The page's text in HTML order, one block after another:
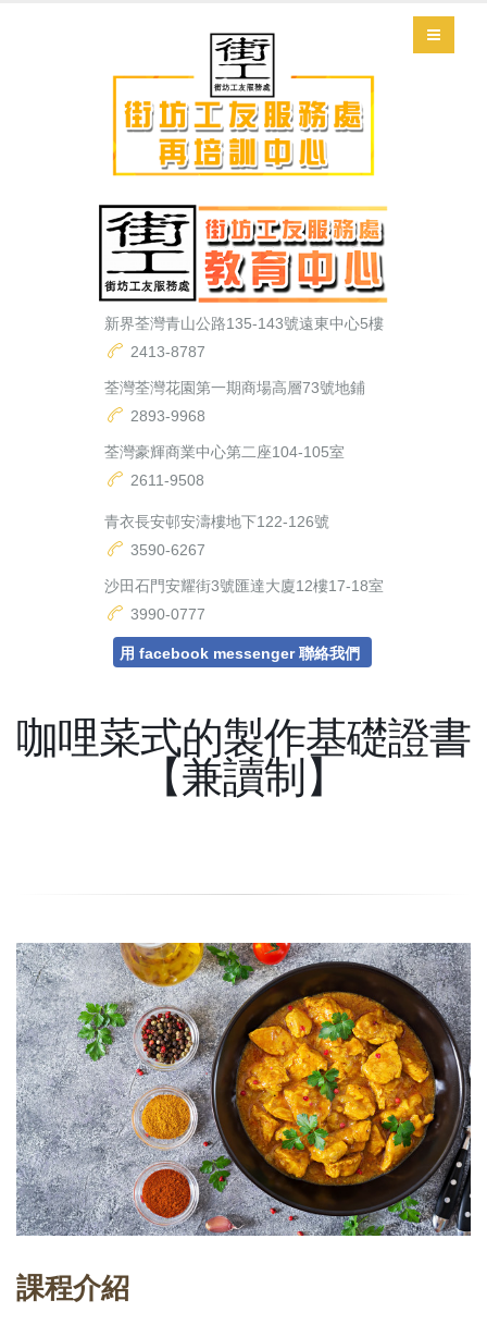
新界荃灣青山公路135-143號遠東中心5樓
2413-8787
荃灣荃灣花園第一期商場高層73號地鋪
2893-9968
荃灣豪輝商業中心第二座104-105室
2611-9508
青衣長安邨安濤樓地下122-126號
3590-6267
沙田石門安耀街3號匯達大廈12樓17-18室
3990-0777
用 facebook messenger 聯絡我們
咖哩菜式的製作基礎證書
【兼讀制】
課程介紹